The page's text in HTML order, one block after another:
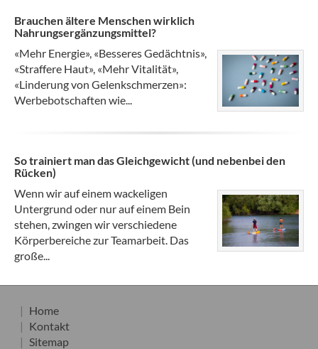
Brauchen ältere Menschen wirklich
Nahrungsergänzungsmittel?
«Mehr Energie», «Besseres Gedächtnis»,
«Straffere Haut», «Mehr Vitalität»,
«Linderung von Gelenkschmerzen»:
Werbebotschaften wie...
So trainiert man das Gleichgewicht (und nebenbei den
Rücken)
Wenn wir auf einem wackeligen
Untergrund oder nur auf einem Bein
stehen, zwingen wir verschiedene
Körperbereiche zur Teamarbeit. Das
große...
Home
Kontakt
Sitemap